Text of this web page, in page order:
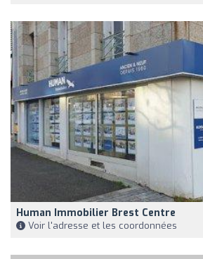
Human Immobilier Brest Centre
Voir l'adresse et les coordonnées